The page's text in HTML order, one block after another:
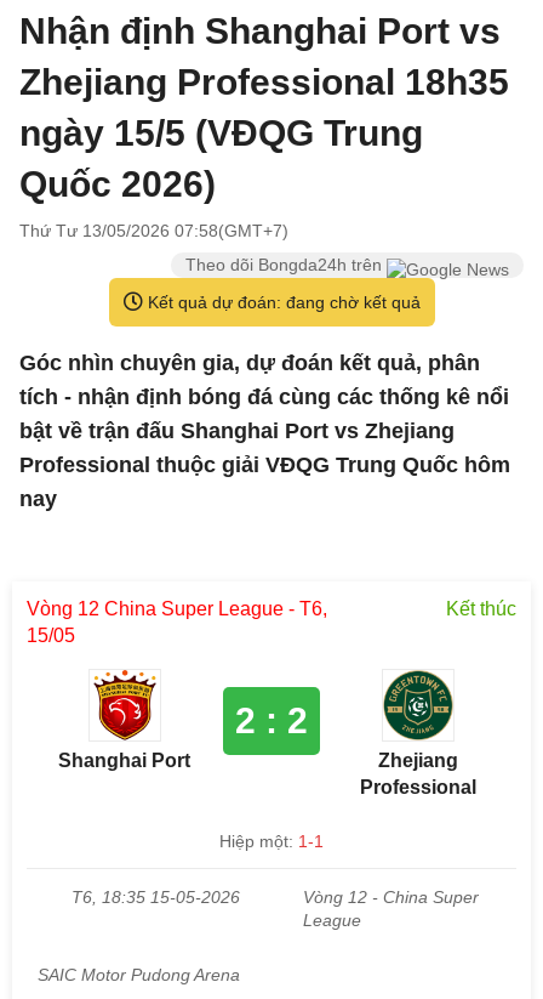
Nhận định Shanghai Port vs
Zhejiang Professional 18h35
ngày 15/5 (VĐQG Trung
Quốc 2026)
Thứ Tư 13/05/2026 07:58(GMT+7)
Theo dõi Bongda24h trên
Kết quả dự đoán: đang chờ kết quả
Góc nhìn chuyên gia, dự đoán kết quả, phân
tích - nhận định bóng đá cùng các thống kê nổi
bật về trận đấu Shanghai Port vs Zhejiang
Professional thuộc giải VĐQG Trung Quốc hôm
nay